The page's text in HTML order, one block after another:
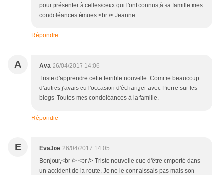
pour présenter à celles/ceux qui l'ont connus,à sa famille mes
condoléances émues.<br /> Jeanne
Répondre
A Ava 26/04/2017 14:06
Triste d'apprendre cette terrible nouvelle. Comme beaucoup
d'autres j'avais eu l'occasion d'échanger avec Pierre sur les
blogs. Toutes mes condoléances à la famille.
Répondre
E EvaJoe 26/04/2017 14:05
Bonjour,<br /> <br /> Triste nouvelle que d'être emporté dans
un accident de la route. Je ne le connaissais pas mais son